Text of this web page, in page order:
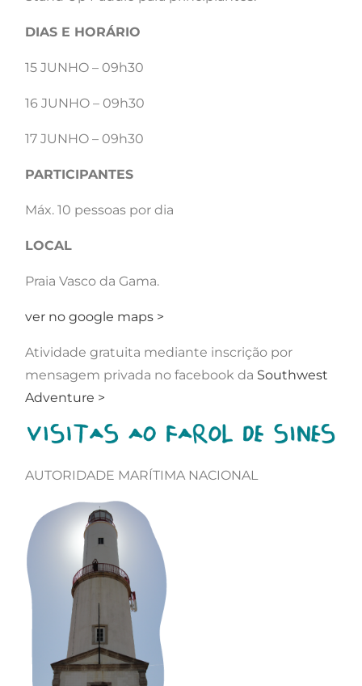
DIAS E HORÁRIO
15 JUNHO – 09h30
16 JUNHO – 09h30
17 JUNHO – 09h30
PARTICIPANTES
Máx. 10 pessoas por dia
LOCAL
Praia Vasco da Gama​.
ver no google maps >
Atividade gratuita mediante inscrição por
mensagem privada no facebook da Southwest
Adventure >
AUTORIDADE MARÍTIMA NACIONAL